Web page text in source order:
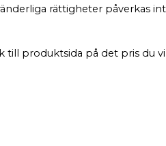
rättigheter påverkas
produktsida på det pris du